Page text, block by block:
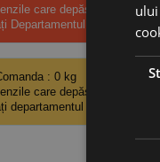
care depășesc costul
Departamentul de Vânzări
: 0 kg
care depășesc costul
departamentul de vânzări